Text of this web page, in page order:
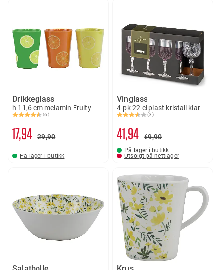
Drikkeglass
h 11,6 cm melamin Fruity
Karakter:
(6)
4.7 av 5 mulige
1794 29 90
På lager i butikk
Vinglass
4-pk 22 cl plast kristall klar
Karakter:
(3)
3.7 av 5 mulige
41 94 69 90
På lager i butikk
Utsolgt på nettlager